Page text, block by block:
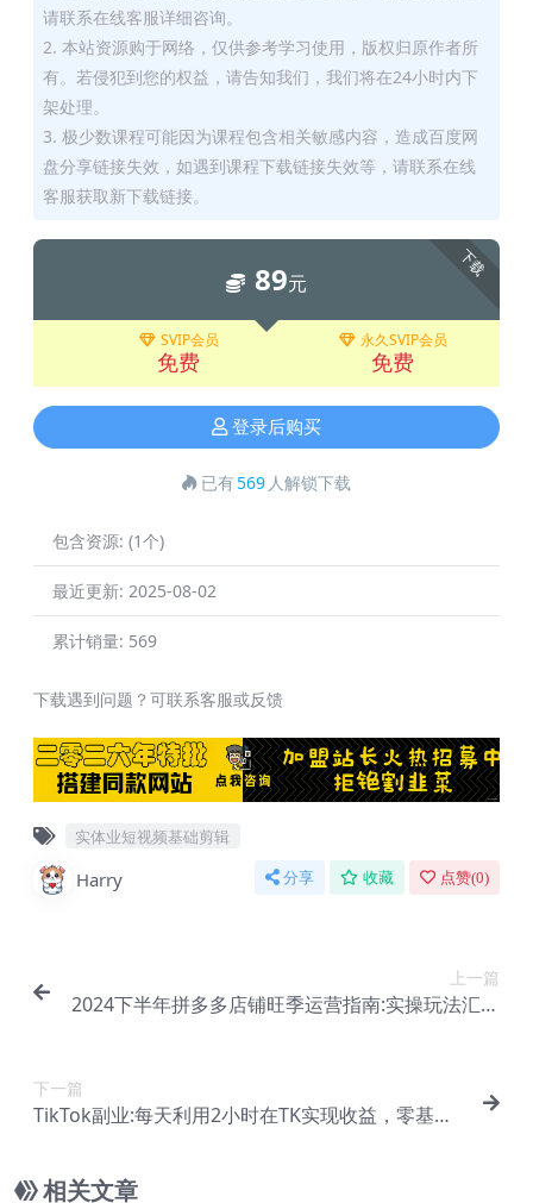
请联系在线客服详细咨询。
2. 本站资源购于网络，仅供参考学习使用，版权归原作者所
有。若侵犯到您的权益，请告知我们，我们将在24小时内下
架处理。
3. 极少数课程可能因为课程包含相关敏感内容，造成百度网
盘分享链接失效，如遇到课程下载链接失效等，请联系在线
客服获取新下载链接。
下载
89元
SVIP会员
免费
永久SVIP会员
免费
登录后购买
已有569 人解锁下载
包含资源: (1个)
最近更新: 2025-08-02
累计销量: 569
下载遇到问题？可联系客服或反馈
实体业短视频基础剪辑
Harry 分享 收藏 点赞(0)
上一篇
2024下半年拼多多店铺旺季运营指南:实操玩法汇总
下一篇
TikTok副业:每天利用2小时在TK实现收益，零基础T
相关文章